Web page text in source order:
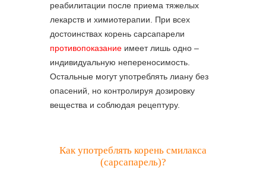
реабилитации после приема тяжелых
лекарств и химиотерапии. При всех
достоинствах корень сарсапарели
противопоказание имеет лишь одно –
индивидуальную непереносимость.
Остальные могут употреблять лиану без
опасений, но контролируя дозировку
вещества и соблюдая рецептуру.
Как употреблять корень смилакса
(сарсапарель)?